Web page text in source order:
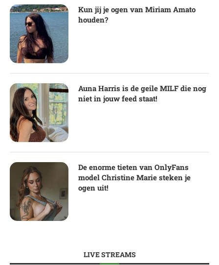
Kun jij je ogen van Miriam Amato
houden?
Auna Harris is de geile MILF die nog
niet in jouw feed staat!
De enorme tieten van OnlyFans
model Christine Marie steken je
ogen uit!
LIVE STREAMS